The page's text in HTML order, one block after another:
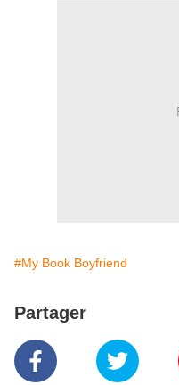
#My Book Boyfriend
Partager